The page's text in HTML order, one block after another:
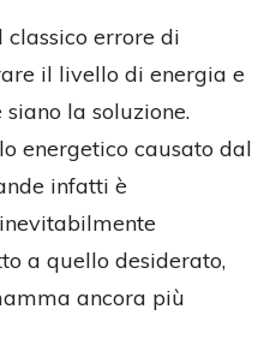
errore di
il livello di energia e
la soluzione.
energetico causato dal
infatti è
a quello desiderato,
ancora più